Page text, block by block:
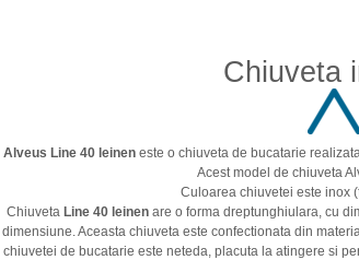
Chiuveta
Alveus Line 40 leinen este o chiuveta de bucatarie
Acest model de chiuveta
Culoarea chiuvetei este inox
Chiuveta Line 40 leinen are o forma dreptunghiulara, cu
dimensiune. Aceasta chiuveta este confectionata din
chiuvetei de bucatarie este neteda, placuta la atingere si